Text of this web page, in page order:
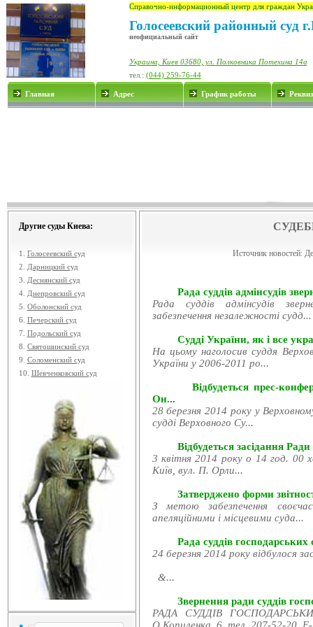
Справочно-информационный центр для граждан
Голосеевский районный суд
неофициальный сайт
Украина, Киев 03680, ул. Полковника Потехина 14а
тел.: (044) 259-76-44
Главная Адрес График работы
Другие суды Киева:
1. Голосеевский суд
2.
Дарницкий суд
3.
Деснянский суд
4. Днепровский суд
5. Оболонский суд
6. Печерский суд
7. Подольский суд
8. Святошинский суд
9. Соломенский суд
10. Шевченковский суд
Источник новостей:
Рада суддів адмінсудів
Рада суддів адмінсудів
забезпечення незалежності судд...
Судді України, як і все
На цьому наголосив суддя
України у 2006-2011 ро...
Відбудеться прес-
Он...
28 березня 2014 року у
судді Верховного Су...
Відбудеться засідання
3 квітня 2014 року о 14 год. 00
Київ, вул. П. Орли...
Затверджено форми
З метою забезпечення
апеляційними і місцевими суда...
Рада суддів господарських
24 березня 2014 року відбулося
&...
Звернення ради суддів
РАДА СУДДІВ